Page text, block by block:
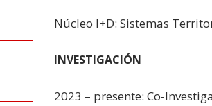
Núcleo I+D: Sistemas
INVESTIGACIÓN
2023 – presente: Co-